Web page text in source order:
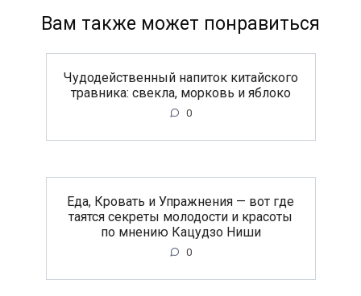
Вам также может понравиться
Чудодейственный напиток китайского
травника: свекла, морковь и яблоко
0
Еда, Кровать и Упражнения — вот где
таятся секреты молодости и красоты
по мнению Кацудзо Ниши
0